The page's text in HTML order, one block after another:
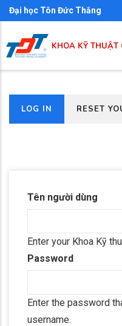
Skip
to
main
content
Đại học Tôn Đức Thắng
KHOA KỸ THUẬT
Primary
LOG IN
(ACTIVERESET
Tên người dùng
Enter your Khoa Kỹ
Password
Enter the password
username.